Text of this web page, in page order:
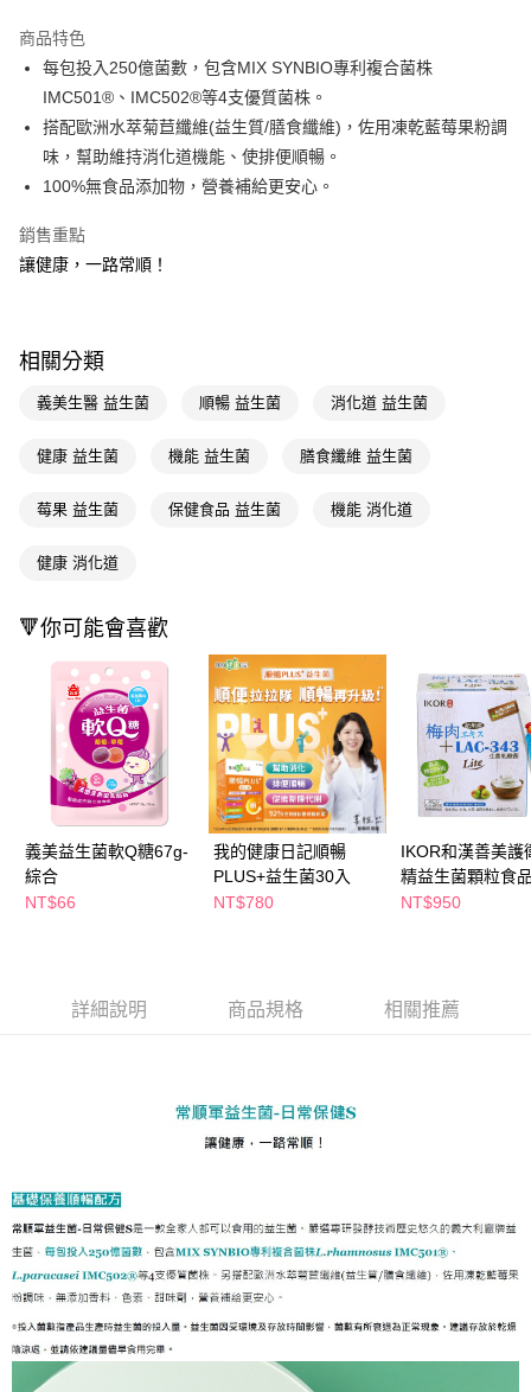
LINE Pay
Apple Pay
街口支付
悠遊付
Google Pay
AFTEE先享後付是「在收到商品之後才付款」的支付方式。 讓您購物簡單
１．簡單：不需註冊會員、不需綁卡、不需儲值。
１．於結帳方式選擇「AFTEE先享後付」後，將跳轉至「AFTEE先享後付」
３．收到繳費通知簡訊後14天內，點擊此簡訊中的連結，可透過四大超商／
※ 請注意：結帳手續完成當下不需立刻繳費，但若您需要取消訂單，請聯絡
購買商品的店家。未經商家同意取消之訂單仍視為有效，需透過AFTEE先享
※ 交易是否成功請以「AFTEE先享後付 」之結帳頁面顯示為準，若有關於
是否繳費成功／繳費後需取消欲退款等相關疑問，請聯繫「AFTEE先享後付
客戶支援中心」https://netprotections.freshdesk.com/support/home
【注意事項】
１．透過由恩沛科技股份有限公司提供之「AFTEE先享後付」服務完成之交
易，需依本服務之必要範圍內提供個人資料，並將交易相關給付款項請求債
權轉讓予恩沛科技股份有限公司。
２．關於個人資料處理事宜，請瀏覽以下網址：
https://aftee.tw/terms/#terms3
３．未成年的使用者請事先徵得法定代理人或監護人之同意方可使用
「AFTEE先享後付」，若未經同意申辦者引起之損失，本公司不負相關責
請求用戶進行身份認證。
５．嚴禁一人註冊多個帳號或使用他人資訊註冊。若發現惡意使用之情形，
即享券
運送方式
全家取貨付款
每筆NT$65，滿NT$390(含以上)免運費
每筆NT$65，滿NT$490(含以上)免運費
付款後萊爾富取貨
每筆NT$65，滿NT$490(含以上)免運費
7-11取貨付款
每筆NT$65，滿NT$490(含以上)免運費
付款後7-11取貨
每筆NT$65，滿NT$490(含以上)免運費
宅配(本島)
每筆NT$80，滿NT$290(含以上)免運費
商品特色
每包投入250億菌數，包含MIX SYNBIO專利複合菌株
IMC501®、IMC502®等4支優質菌株。
搭配歐洲水萃菊苣纖維(益生質/膳食纖維)，佐用凍乾藍莓果粉調
味，幫助維持消化道機能、使排便順暢。
100%無食品添加物，營養補給更安心。
銷售重點
讓健康，一路常順！
相關分類
義美生醫 益生菌 順暢 益生菌 消化道 益生菌
健康 益生菌 機能 益生菌 膳食纖維 益生菌
莓果 益生菌 保健食品 益生菌 機能 消化道
健康 消化道
🔻你可能會喜歡
義美益生菌軟Q糖67g-
綜合
NT$66
我的健康日記順暢
PLUS+益生菌30入
NT$780
IKOR和漢善美護
精益生菌顆粒食
NT$950
詳細說明 商品規格 相關推薦